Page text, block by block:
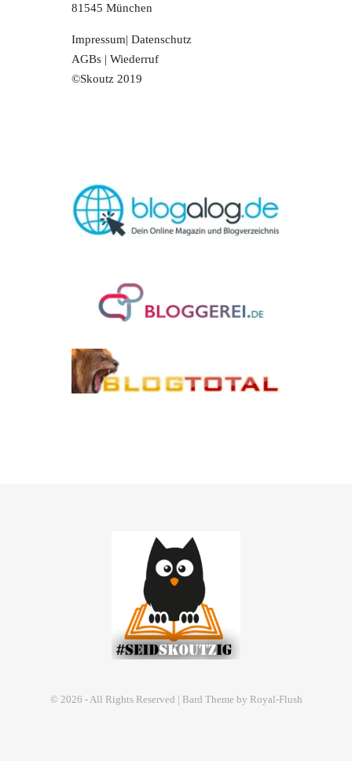
81545 München
Impressum|Datenschutz
AGBs |Wiederruf
©Skoutz 2019
© 2026 - All Rights Reserved | Bard Theme by Royal-Flush